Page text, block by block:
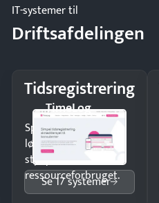
IT-systemer til
Driftsafdelingen
Tidsregistrering
TimeLog
Spar tid på
lønberegning og få
styr på
ressourceforbruget.
Se 17 systemer